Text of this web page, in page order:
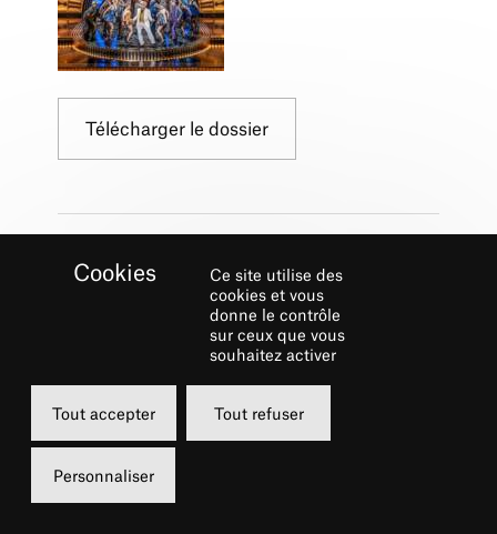
Télécharger le dossier
Afanador, du 27 mars au 2 avril au Théâtre du
Ce site utilise des
cookies et vous
donne le contrôle
sur ceux que vous
souhaitez activer
Tout accepter Tout refuser
Personnaliser